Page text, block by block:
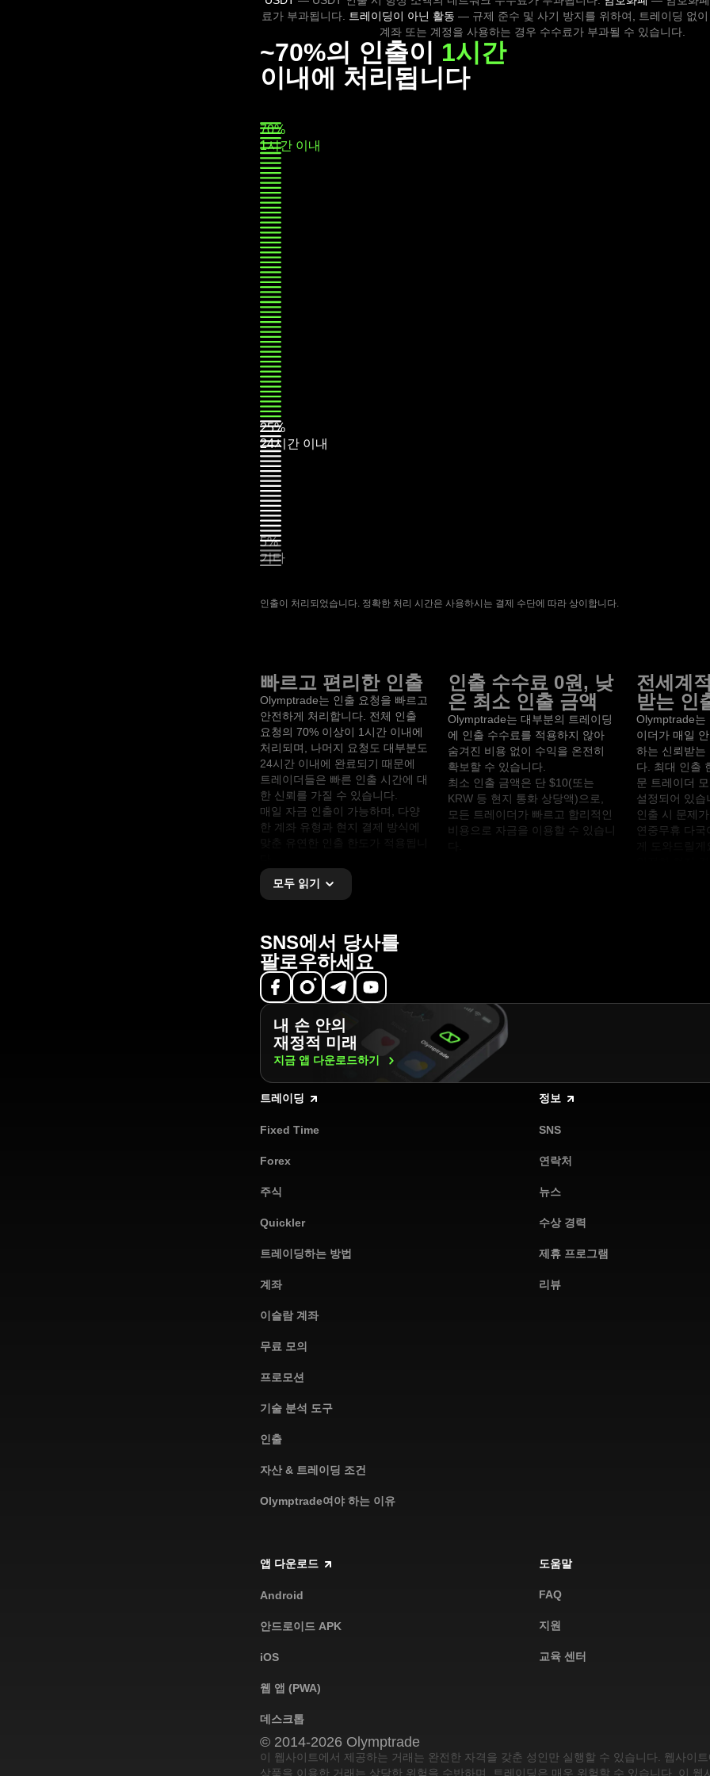
료가 부과됩니다.
트레이딩이 아닌 활동 — 규제 준수 및 사기 방지를 위하여, 트레이딩 없이
계좌 또는 계정을 사용하는 경우 수수료가 부과될 수 있습니다.
~70%의 인출이 1시간
이내에 처리됩니다
70%
1시간 이내
25%
24시간 이내
5%
기타
인출이 처리되었습니다. 정확한 처리 시간은 사용하시는 결제 수단에 따라 상이합니다.
빠르고 편리한 인출
Olymptrade는 인출 요청을 빠르고
안전하게 처리합니다. 전체 인출
요청의 70% 이상이 1시간 이내에
처리되며, 나머지 요청도 대부분도
24시간 이내에 완료되기 때문에
트레이더들은 빠른 인출 시간에 대
한 신뢰를 가질 수 있습니다.
매일 자금 인출이 가능하며, 다양
한 계좌 유형과 현지 결제 방식에
맞춘 유연한 인출 한도가 적용됩니
인출 수수료 0원, 낮
은 최소 인출 금액
Olymptrade는 대부분의 트레이딩
에 인출 수수료를 적용하지 않아
숨겨진 비용 없이 수익을 온전히
확보할 수 있습니다.
최소 인출 금액은 단 $10(또는
KRW 등 현지 통화 상당액)으로,
모든 트레이더가 빠르고 합리적인
비용으로 자금을 이용할 수 있습니
전세계
받는 인
Olymptrade는
이더가 매일
하는 신뢰받는
다. 최대 인출
문 트레이더
설정되어 있습
인출 시 문제
연중무휴 다국
모두 읽기
SNS에서 당사를
팔로우하세요
내 손 안의
재정적 미래
지금 앱 다운로드하기
트레이딩
Fixed Time
Forex
주식
Quickler
트레이딩하는 방법
계좌
이슬람 계좌
무료 모의
프로모션
기술 분석 도구
인출
자산 & 트레이딩 조건
Olymptrade여야 하는 이유
정보
SNS
연락처
뉴스
수상 경력
제휴 프로그램
리뷰
앱 다운로드
Android
안드로이드 APK
iOS
웹 앱 (PWA)
데스크톱
도움말
FAQ
지원
교육 센터
© 2014-2026 Olymptrade
이 웹사이트에서 제공하는 거래는 완전한 자격을 갖춘 성인만 실행할 수 있습니다. 웹사이
상품을 이용한 거래는 상당한 위험을 수반하며, 트레이딩은 매우 위험할 수 있습니다. 이 웹